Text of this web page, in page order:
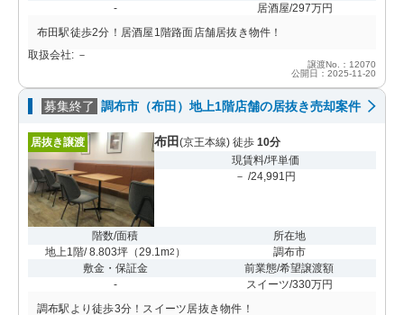
-
居酒屋/297万円
布田駅徒歩2分！居酒屋1階路面店舗居抜き物件！
取扱会社: －
譲渡No.：12070
公開日：2025-11-20
募集終了 調布市（布田）地上1階店舗の居抜き売却案件
居抜き譲渡 布田 (京王本線) 徒歩 10分
現賃料/坪単価
－ /24,991円
階数/面積
地上1階/ 8.803坪（29.1m2 ）
所在地
調布市
敷金・保証金
-
前業態/希望譲渡額
スイーツ/330万円
調布駅より徒歩3分！スイーツ居抜き物件！